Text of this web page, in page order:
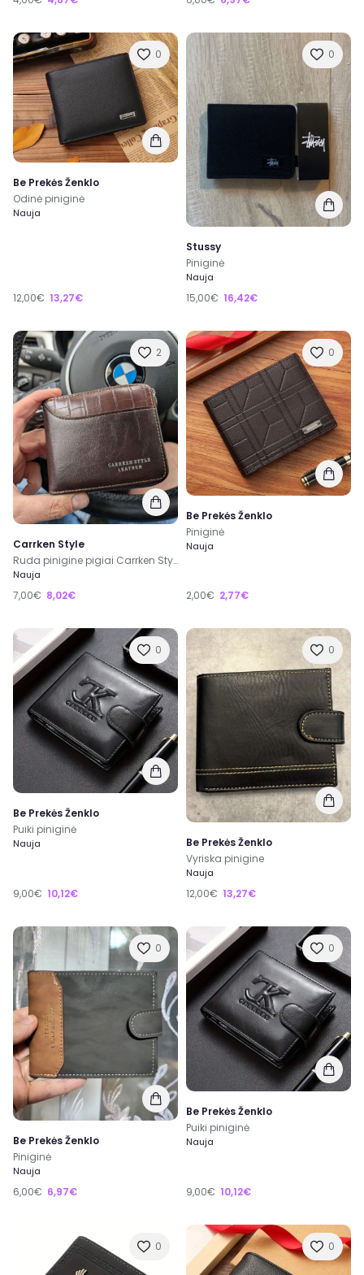
0
Be Prekės Ženklo
Odinė piniginė
Nauja
12,00€ 13,27€
0
Stussy
Piniginė
Nauja
15,00€ 16,42€
2
Carrken Style
Ruda pinigine pigiai Carrken Style
Nauja
7,00€ 8,02€
0
Be Prekės Ženklo
Piniginė
Nauja
2,00€ 2,77€
0
Be Prekės Ženklo
Puiki piniginė
Nauja
9,00€ 10,12€
0
Be Prekės Ženklo
Vyriska pinigine
Nauja
12,00€ 13,27€
0
Be Prekės Ženklo
Piniginė
Nauja
6,00€ 6,97€
0
Be Prekės Ženklo
Puiki piniginė
Nauja
9,00€ 10,12€
0 0